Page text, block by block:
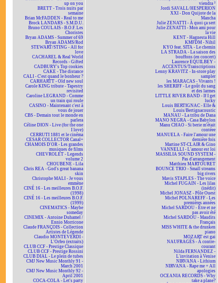
up on you
BRETT - Trois nuits par
semaine
Brian McFADDEN - Real to me
Brock LANDARS - S.M.D.U.
Bruno COULAIS - B.O.F. Les
Choristes
Bryan ADAMS - Summer of 69
Bryan ADAMS/Rod
STEWART/STING - All for
love
CACHAREL & Real World
Records - Gifted
CADBURY's Top cookies
CAKE - The distance
CALI - C'est quand le bonheur ?
CARHARTT - Old new soul
Carole KING tribute - Tapestry
revisited
Caroline LEGRAND - Comme
un train qui roule
CASINO - Maintenant c'est à
vous de jouer
CBS - Demain tout le monde en
parlera
Céline DION - Live (for the one
I love)
CERRUTI 1881 et le cinéma
CESAR COLLECTOR Canal+
CHAMOIS D'OR - Les grandes
musiques de films
CHEVROLET - Legends
volume 2
CHOUBENE - Lila
Chris REA - God's great banana
skin
Christophe MALI - Je vous
emmène
CINÉ 16 - Les meilleures B.O.F.
(1998)
CINÉ 16 - Les meilleures B.O.F.
(1999)
CINEMATICS - Maybe
someday
CINEMIX - Antoine Duhamel /
Ennio Morricone
Claude FRANÇOIS - Collection
Artistes de Légende
Claudio MONTEVERDI -
L'Orfeo (extraits)
CLUB CCF - Prestige Classique
CLUB CCF - Prestige Rossini
CLUB DIAL - Le plein de tubes
CMJ New Music Monthly 91 -
March 2001
CMJ New Music Monthly 92 -
April 2001
COCA-COLA - Let's party
viendra ²
Jordi SAVALL/HESPERION
XXI - Don Quijote de la
Mancha
Julie ZENATTI - À quoi ça sert
Julie ZENATTI - Mon ami pour
la vie
KENT - Hagnesta Hill
KMFDM - Nihil
KYO feat. SITA - Le chemin
LA STRADA - La saison des
bouffons (en concert)
Laurence EQUILBEY -
ACCENTUS/Transcriptions
Lenny KRAVITZ - In-store play
sampler
les MARACAS - Vivants !
les SHERIFF - Le goût du sang
et des larmes
LITTLE RIVER BAND - If I get
lucky
Louis BERTIGNAC - Elle &
Louis/Bertignacoustic
MANAU - La tribu de Dana
MANO NEGRA - Casa Babylon
Manu CHAO - Si berie m'était
contéee
MANUELA - Faire l'amour une
dernière fois
Martine ST-CLAIR & Gino
VANNELLI - L'amour est loi
MASSILIA SOUND SYSTEM -
Pas d'arrangement
Matthieu MARTOURET
BOUNCE TRIO - Small streams
big rivers
Mavis STAPLES - The voice
Michel FUGAIN - Les lilas
(inédit)
Michel JONASZ - Pôle Ouest
Michel POLNAREFF - Les
premières années
Michel SARDOU - Être et ne
pas avoir été
Michel SARDOU - Maudits
Français
MISS WHITE & the drunken
piano
MOZART est gai
NAUFRAGÉS - À contre-
courant
Nilda FERNANDEZ -
L'invitation à Venise
NIRVANA - Lithium
NIRVANA - Rape me + All
apologies
OCEANIA RECORDS - Why
take a plane?